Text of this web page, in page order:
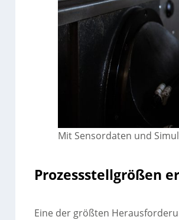
Mit Sensordaten und
Prozessstellgrößen
Eine der größten